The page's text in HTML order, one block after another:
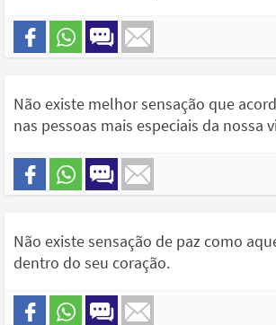
Não existe melhor sensação que
nas pessoas mais especiais da nossa
Não existe sensação de paz como
dentro do seu coração.